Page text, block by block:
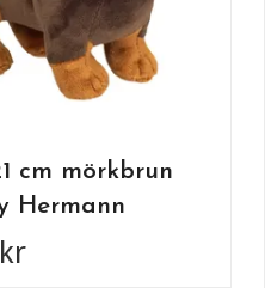
cm mörkbrun
Hermann